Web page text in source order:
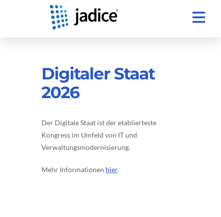
Digitaler Staat
2026
Der Digitale Staat ist der etablierteste
Kongress im Umfeld von IT und
Verwaltungsmodernisierung.
Mehr Informationen hier.